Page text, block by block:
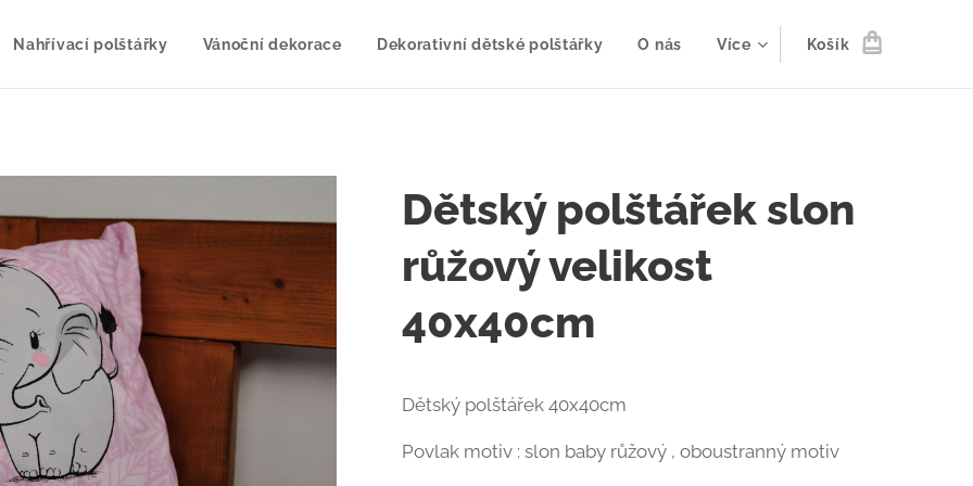
Nahřívací polštářky Vánoční dekorace Dekorativní dětské polštářky O nás Více Košík
Dětský polštářek slon
růžový velikost
40x40cm
Dětský polštářek 40x40cm
Povlak motiv : slon baby růžový , oboustranný motiv